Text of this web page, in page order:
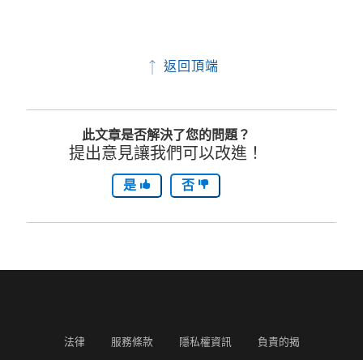
返回頂端
此文章是否解決了您的問題？
提出意見讓我們可以改進！
是 否
法律 服務條款 隱私權資訊 負責的揭